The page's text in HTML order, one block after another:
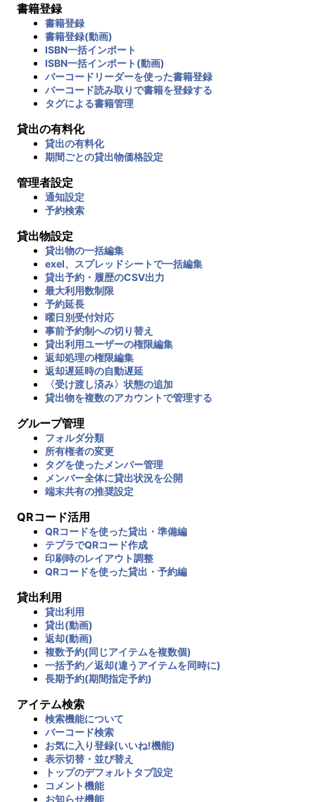
書籍登録
書籍登録
書籍登録(動画)
ISBN一括インポート
ISBN一括インポート(動画)
バーコードリーダーを使った書籍登録
バーコード読み取りで書籍を登録する
タグによる書籍管理
貸出の有料化
貸出の有料化
期間ごとの貸出物価格設定
管理者設定
通知設定
予約検索
貸出物設定
貸出物の一括編集
exel、スプレッドシートで一括編集
貸出予約・履歴のCSV出力
最大利用数制限
予約延長
曜日別受付対応
事前予約制への切り替え
貸出利用ユーザーの権限編集
返却処理の権限編集
返却遅延時の自動遅延
〈受け渡し済み〉状態の追加
貸出物を複数のアカウントで管理する
グループ管理
フォルダ分類
所有権者の変更
タグを使ったメンバー管理
メンバー全体に貸出状況を公開
端末共有の推奨設定
QRコード活用
QRコードを使った貸出・準備編
テプラでQRコード作成
印刷時のレイアウト調整
QRコードを使った貸出・予約編
貸出利用
貸出利用
貸出(動画)
返却(動画)
複数予約(同じアイテムを複数個)
一括予約／返却(違うアイテムを同時に)
長期予約(期間指定予約)
アイテム検索
検索機能について
バーコード検索
お気に入り登録(いいね!機能)
表示切替・並び替え
トップのデフォルトタブ設定
コメント機能
お知らせ機能